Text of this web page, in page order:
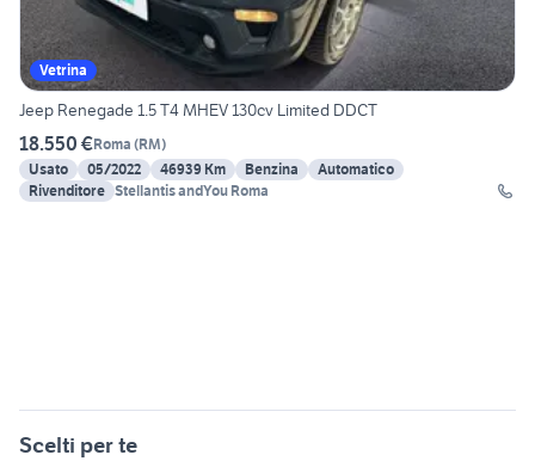
Vetrina
Jeep Renegade 1.5 T4 MHEV 130cv Limited DDCT
18.550 €Roma (RM)
Usato
05/2022 46939 Km Benzina
Automatico
Rivenditore Stellantis andYou Roma
Scelti per te